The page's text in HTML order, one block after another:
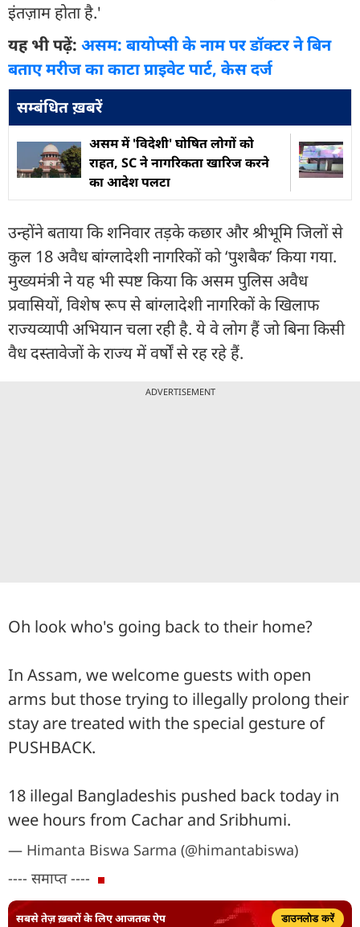
इंतज़ाम होता है.'
यह भी पढ़ें: असम: बायोप्सी के नाम पर डॉक्टर ने बिन
बताए मरीज का काटा प्राइवेट पार्ट, केस दर्ज
सम्बंधित ख़बरें
असम में 'विदेशी' घोषित लोगों को
राहत, SC ने नागरिकता खारिज करने
का आदेश पलटा
उन्होंने बताया कि शनिवार तड़के कछार और श्रीभूमि जिलों से
कुल 18 अवैध बांग्लादेशी नागरिकों को ‘पुशबैक’ किया गया.
मुख्यमंत्री ने यह भी स्पष्ट किया कि असम पुलिस अवैध
प्रवासियों, विशेष रूप से बांग्लादेशी नागरिकों के खिलाफ
राज्यव्यापी अभियान चला रही है. ये वे लोग हैं जो बिना किसी
वैध दस्तावेजों के राज्य में वर्षों से रह रहे हैं.
ADVERTISEMENT
Oh look who's going back to their home?
In Assam, we welcome guests with open
arms but those trying to illegally prolong their
stay are treated with the special gesture of
PUSHBACK.
18 illegal Bangladeshis pushed back today in
wee hours from Cachar and Sribhumi.
— Himanta Biswa Sarma (@himantabiswa)
---- समाप्त ----
सबसे तेज़ ख़बरों के लिए आजतक ऐप डाउनलोड करें